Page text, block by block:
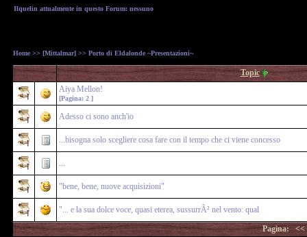
Ilquelin attualmente in questo Forum: nessuno
Home >> [Mittalmar] >> Porto di Eldalonde ~Presentazioni~
Topic
Aiya Mellon!
[Pagina: 2 ]
Adesso ci sono anch'io
...bisogna solo scegliere cosa fare con il tempo che ci viene concesso
...
"bene, bene, nuove acquisizioni"
"... e la sua dolce voce, quasi eterea, sussurrÃ² nel vento: qual
Pagina:
<<